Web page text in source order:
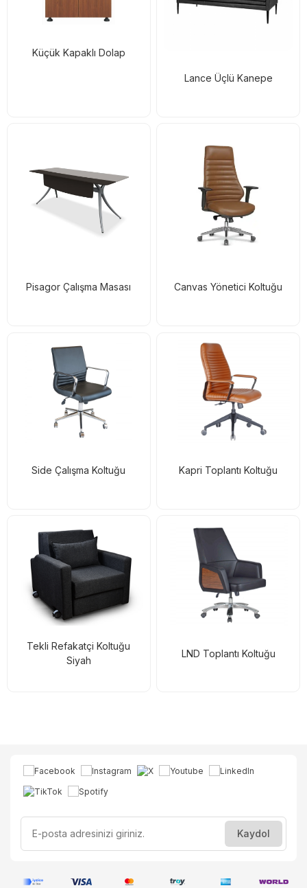
Küçük Kapaklı Dolap
Lance Üçlü Kanepe
Pisagor Çalışma Masası Canvas Yönetici Koltuğu
Side Çalışma Koltuğu Kapri Toplantı Koltuğu
Tekli Refakatçi Koltuğu
Siyah
LND Toplantı Koltuğu